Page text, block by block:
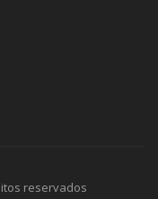
reservados